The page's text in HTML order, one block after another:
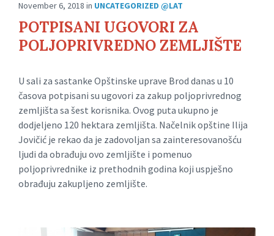
November 6, 2018 in UNCATEGORIZED @LAT
POTPISANI UGOVORI ZA
POLJOPRIVREDNO ZEMLJIŠTE
U sali za sastanke Opštinske uprave Brod danas u 10
časova potpisani su ugovori za zakup poljoprivrednog
zemljišta sa šest korisnika. Ovog puta ukupno je
dodjeljeno 120 hektara zemljišta. Načelnik opštine Ilija
Jovičić je rekao da je zadovoljan sa zainteresovanošću
ljudi da obrađuju ovo zemljište i pomenuo
poljoprivrednike iz prethodnih godina koji uspješno
obrađuju zakupljeno zemljište.